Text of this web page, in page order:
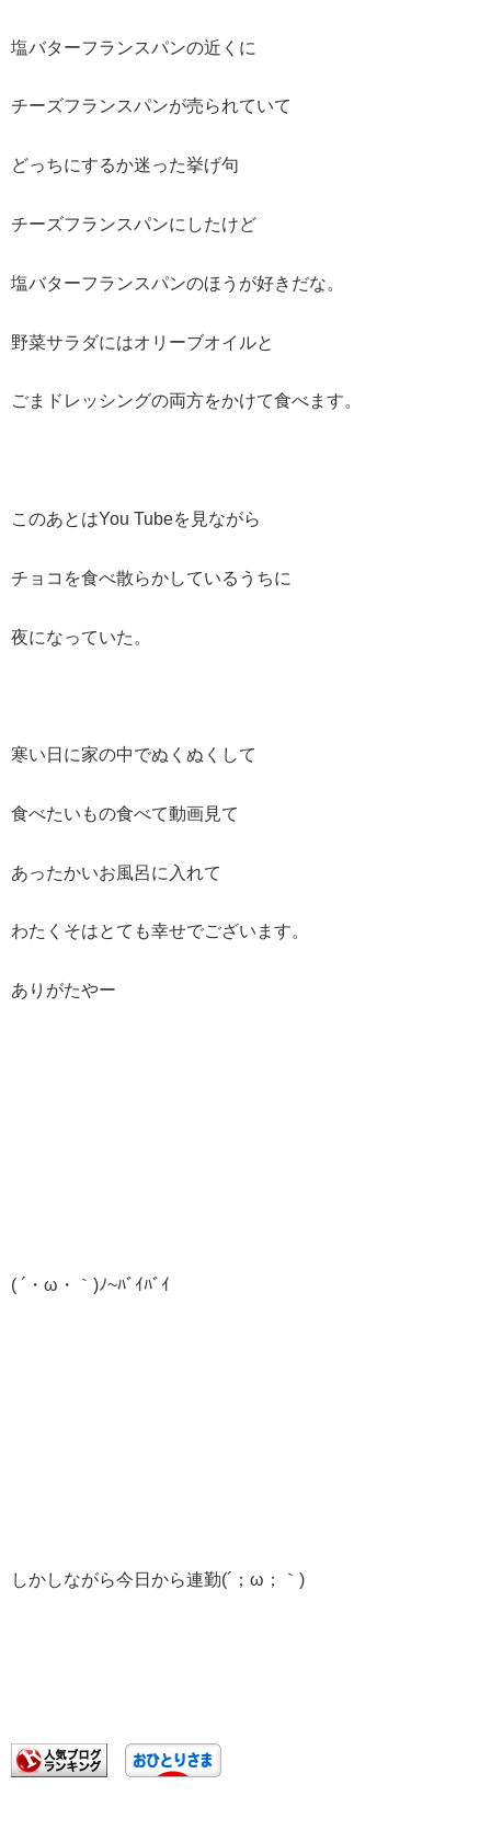
塩バターフランスパンの近くに
チーズフランスパンが売られていて
どっちにするか迷った挙げ句
チーズフランスパンにしたけど
塩バターフランスパンのほうが好きだな。
野菜サラダにはオリーブオイルと
ごまドレッシングの両方をかけて食べます。
このあとはYou Tubeを見ながら
チョコを食べ散らかしているうちに
夜になっていた。
寒い日に家の中でぬくぬくして
食べたいもの食べて動画見て
あったかいお風呂に入れて
わたくそはとても幸せでございます。
ありがたやー
( ´・ω・｀)ﾉ~ﾊﾞｲﾊﾞｲ
しかしながら今日から連勤(´；ω；｀)